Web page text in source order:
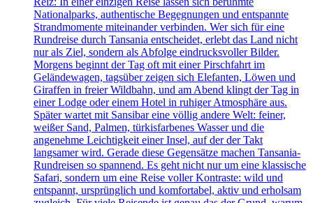
Nationalparks, authentische Begegnungen und entspannte
Strandmomente miteinander verbinden. Wer sich für eine
Rundreise durch Tansania entscheidet, erlebt das Land nicht
nur als Ziel, sondern als Abfolge eindrucksvoller Bilder.
Morgens beginnt der Tag oft mit einer Pirschfahrt im
Geländewagen, tagsüber zeigen sich Elefanten, Löwen und
Giraffen in freier Wildbahn, und am Abend klingt der Tag in
einer Lodge oder einem Hotel in ruhiger Atmosphäre aus.
Später wartet mit Sansibar eine völlig andere Welt: feiner,
weißer Sand, Palmen, türkisfarbenes Wasser und die
angenehme Leichtigkeit einer Insel, auf der der Takt
langsamer wird. Gerade diese Gegensätze machen Tansania-
Rundreisen so spannend. Es geht nicht nur um eine klassische
Safari, sondern um eine Reise voller Kontraste: wild und
entspannt, ursprünglich und komfortabel, aktiv und erholsam